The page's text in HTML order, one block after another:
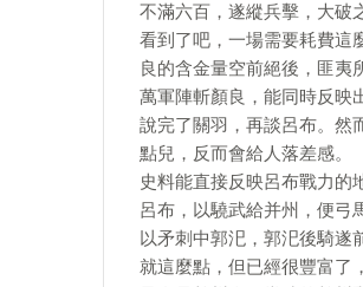
不滿六百，遂縱兵擊，大破
看到了吧，一場需要耗費這
良的含金量空前絕後，匪夷
萬軍陣斬顏良，能同時反映
說完了關羽，再談呂布。然
點兒，反而會給人落差感。
史料能直接反映呂布戰力的
呂布，以驍武給并州，便弓
以矛刺中郭汜，郭汜後騎遂
就這麼點，但已經很豐富了